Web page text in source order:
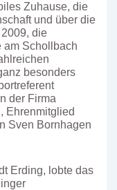
Zuhause, die
und über die
die
am Schollbach
besonders
der Firma
Ehrenmitglied
Sven Bornhagen
Erding, lobte das